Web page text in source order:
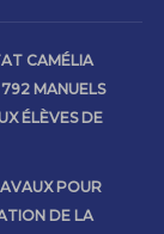
CAMÉLIA
MANUELS
ÉLÈVES DE
POUR
DE LA